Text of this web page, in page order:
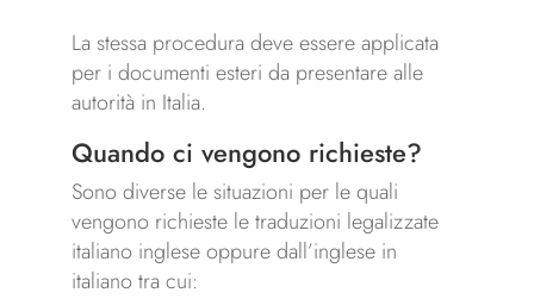
La stessa procedura deve essere applicata
per i documenti esteri da presentare alle
autorità in Italia.
Quando ci vengono richieste?
Sono diverse le situazioni per le quali
vengono richieste le traduzioni legalizzate
italiano inglese oppure dall’inglese in
italiano tra cui: